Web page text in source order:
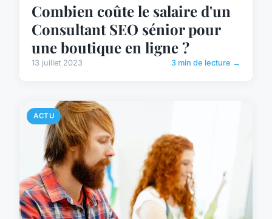
Combien coûte le salaire d'un
Consultant SEO sénior pour
une boutique en ligne ?
13 juillet 2023 3 min de lecture →
ACTU